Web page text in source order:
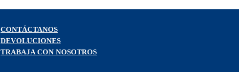
CONTÁCTANOS
DEVOLUCIONES
TRABAJA CON NOSOTROS